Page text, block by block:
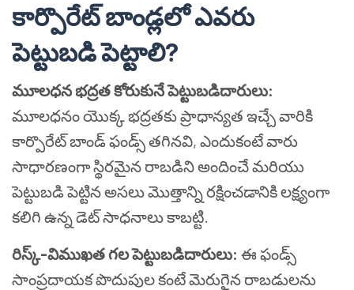
కార్పొరేట్ బాండ్లలో ఎవరు
పెట్టుబడి పెట్టాలి?
మూలధన భద్రత కోరుకునే పెట్టుబడిదారులు:
మూలధనం యొక్క భద్రతకు ప్రాధాన్యత ఇచ్చే వారికి
కార్పొరేట్ బాండ్ ఫండ్స్ తగినవి, ఎందుకంటే వారు
సాధారణంగా స్థిరమైన రాబడిని అందించే మరియు
పెట్టుబడి పెట్టిన అసలు మొత్తాన్ని రక్షించడానికి లక్ష్యంగా
కలిగి ఉన్న డెట్ సాధనాలు కాబట్టి.
రిస్క్-విముఖత గల పెట్టుబడిదారులు: ఈ ఫండ్స్
సాంప్రదాయక పొదుపుల కంటే మెరుగైన రాబడులను